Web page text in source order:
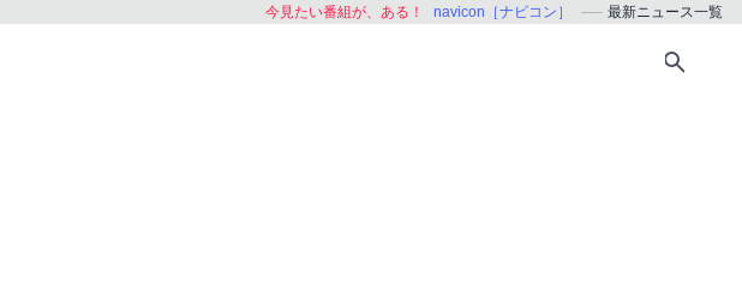
今見たい番組が、ある！ navicon［ナビコン］ 最新ニュース一覧